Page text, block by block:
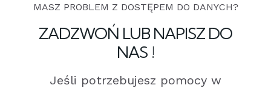
MASZ PROBLEM Z DOSTĘPEM DO DANYCH?
ZADZWOŃ LUB NAPISZ DO
NAS !
Jeśli potrzebujesz pomocy w